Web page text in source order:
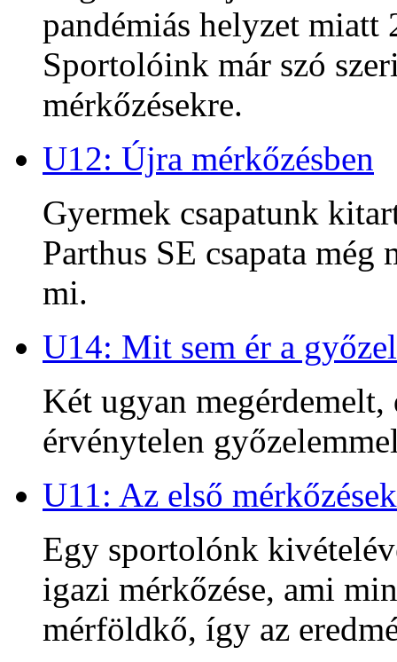
pandémiás helyzet
Sportolóink már szó
mérkőzésekre.
U12: Újra mérkőzésben
Gyermek csapatunk
Parthus SE csapata
mi.
U14: Mit sem ér a
Két ugyan
érvénytelen
U11: Az első mérkőzések
Egy sportolónk
igazi mérkőzése, ami
mérföldkő, így az